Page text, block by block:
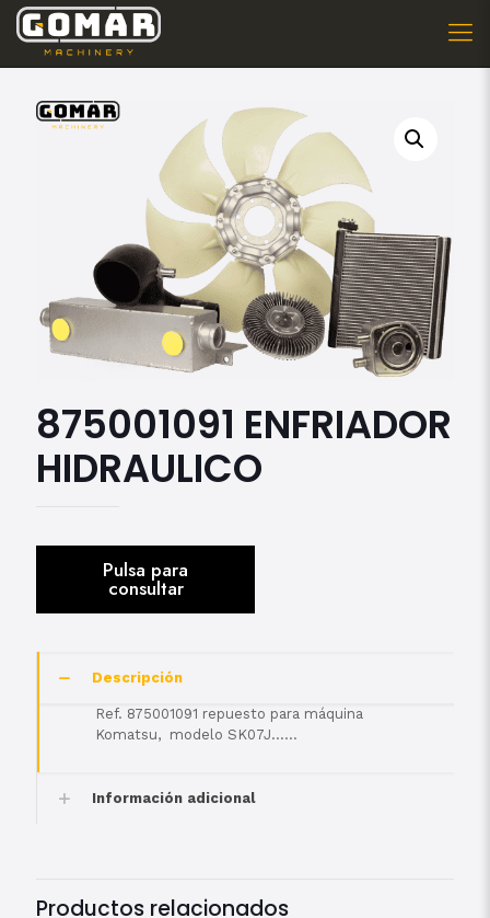
875001091 ENFRIADOR
HIDRAULICO
Descripción
Ref. 875001091 repuesto para máquina
Komatsu, modelo SK07J……
Información adicional
Productos relacionados